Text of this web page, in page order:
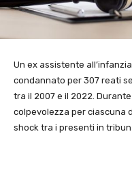
Un ex assistente
condannato per 307 reati
tra il 2007 e il 2022.
colpevolezza per ciascuna
shock tra i presenti in